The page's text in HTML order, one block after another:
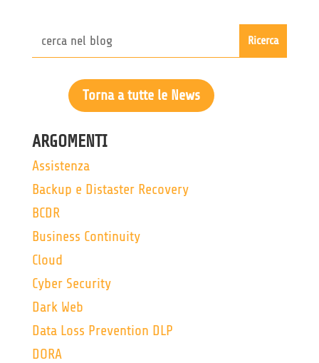
Torna a tutte le News
ARGOMENTI
Assistenza
Backup e Distaster Recovery
BCDR
Business Continuity
Cloud
Cyber Security
Dark Web
Data Loss Prevention DLP
DORA